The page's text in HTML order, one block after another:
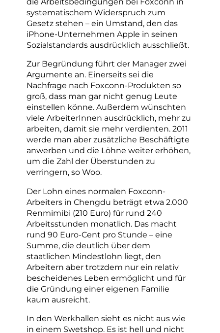
systematischem Widerspruch zum
Gesetz stehen – ein Umstand, den das
iPhone-Unternehmen Apple in seinen
Sozialstandards ausdrücklich ausschließt.
Zur Begründung führt der Manager zwei
Argumente an. Einerseits sei die
Nachfrage nach Foxconn-Produkten so
groß, dass man gar nicht genug Leute
einstellen könne. Außerdem wünschten
viele ArbeiterInnen ausdrücklich, mehr zu
arbeiten, damit sie mehr verdienten. 2011
werde man aber zusätzliche Beschäftigte
anwerben und die Löhne weiter erhöhen,
um die Zahl der Überstunden zu
verringern, so Woo.
Der Lohn eines normalen Foxconn-
Arbeiters in Chengdu beträgt etwa 2.000
Renmimibi (210 Euro) für rund 240
Arbeitsstunden monatlich. Das macht
rund 90 Euro-Cent pro Stunde – eine
Summe, die deutlich über dem
staatlichen Mindestlohn liegt, den
Arbeitern aber trotzdem nur ein relativ
bescheidenes Leben ermöglicht und für
die Gründung einer eigenen Familie
kaum ausreicht.
In den Werkhallen sieht es nicht aus wie
in einem Swetshop. Es ist hell und nicht